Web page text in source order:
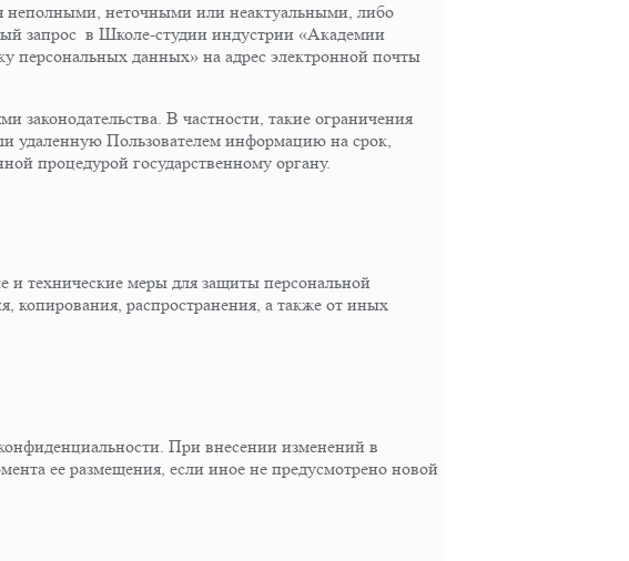
неполными, неточными или неактуальными, либо
запрос в Школе-студии индустрии «Академии
персональных данных» на адрес электронной почты
В частности, такие ограничения
удаленную Пользователем информацию на срок,
процедурой государственному органу.
технические меры для защиты персональной
копирования, распространения, а также от иных
При внесении изменений в
ее размещения, если иное не предусмотрено новой